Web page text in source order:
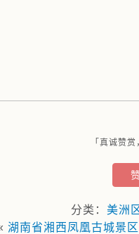
「真诚赞
分类： 美洲
湖南省湘西凤凰古城景区